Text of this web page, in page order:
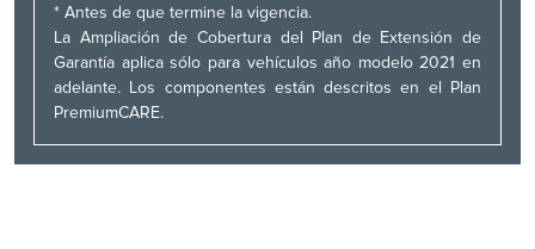
* Antes de que termine la vigencia.
La Ampliación de Cobertura del Plan de Extensión de
Garantía aplica sólo para vehículos año modelo 2021 en
adelante. Los componentes están descritos en el Plan
PremiumCARE.